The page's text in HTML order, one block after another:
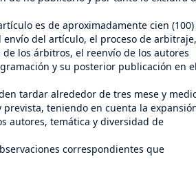
es de aproximadamente cien (100)
del artículo, el proceso de arbitraje,
los árbitros, el reenvío de los autores
y su posterior publicación en el
tardar alrededor de tres mese y
teniendo en cuenta la
autores, temática y diversidad de
correspondientes que